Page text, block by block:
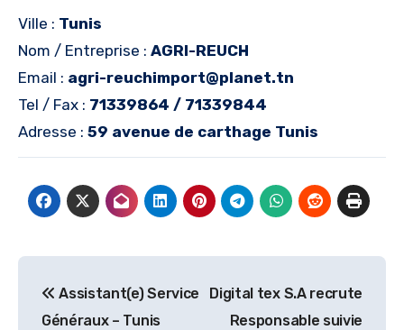
Ville : Tunis
Nom / Entreprise : AGRI-REUCH
Email : agri-reuchimport@planet.tn
Tel / Fax : 71339864 / 71339844
Adresse : 59 avenue de carthage Tunis
de
Assistant(e) Service
Généraux – Tunis
Digital tex S.A recrute
Responsable suivie